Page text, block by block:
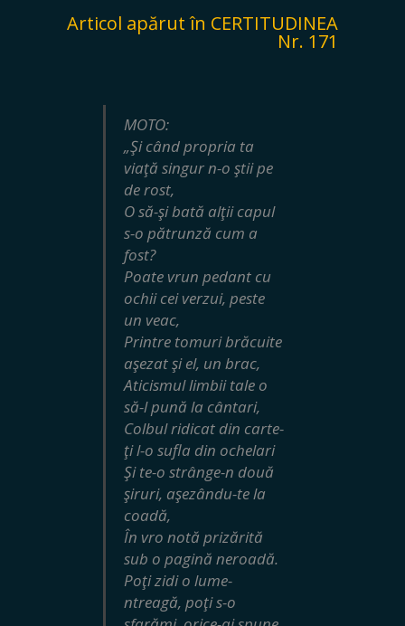
Articol apărut în CERTITUDINEA
Nr. 171
MOTO:
„Şi când propria ta
viaţă singur n-o ştii pe
de rost,
O să-şi bată alţii capul
s-o pătrunză cum a
fost?
Poate vrun pedant cu
ochii cei verzui, peste
un veac,
Printre tomuri brăcuite
aşezat şi el, un brac,
Aticismul limbii tale o
să-l pună la cântari,
Colbul ridicat din carte-
ţi l-o sufla din ochelari
Şi te-o strânge-n două
şiruri, aşezându-te la
coadă,
În vro notă prizărită
sub o pagină neroadă.
Poţi zidi o lume-
ntreagă, poţi s-o